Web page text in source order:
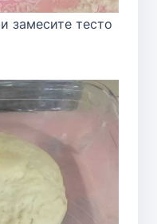
замесите тесто